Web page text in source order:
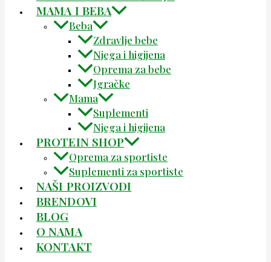
MAMA I BEBA
Beba
Zdravlje bebe
Njega i higijena
Oprema za bebe
Igračke
Mama
Suplementi
Njega i higijena
PROTEIN SHOP
Oprema za sportiste
Suplementi za sportiste
NAŠI PROIZVODI
BRENDOVI
BLOG
O NAMA
KONTAKT